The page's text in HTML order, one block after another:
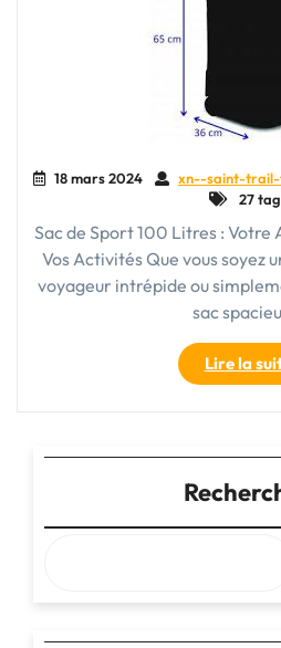
18 mars 2024 xn--saint-
27
Sac de Sport 100 Litres : Votre
Vos Activités Que vous soyez
voyageur intrépide ou
sac
Lire la